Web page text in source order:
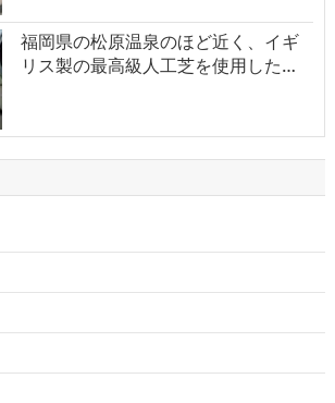
福岡県の松原温泉のほど近く、イギ
リス製の最高級人工芝を使用した…